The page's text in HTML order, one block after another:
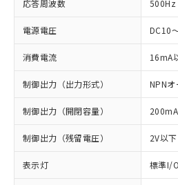
応答周波数 500Hz
電源電圧 DC10
消費電流 16mA
制御出力（出力形式） NPNオ
制御出力（開閉容量）
制御出力（残留電圧） 2V以
表示灯 標準I/